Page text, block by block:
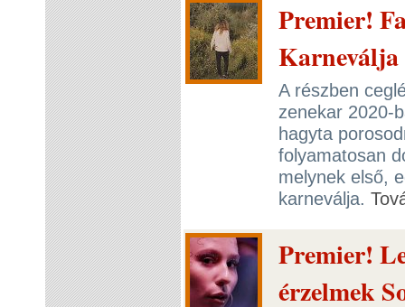
Premier!
Karneválja
A részben
zenekar 2020-
hagyta
folyamatosan
melynek első,
karneválja.
Premier!
érzelmek